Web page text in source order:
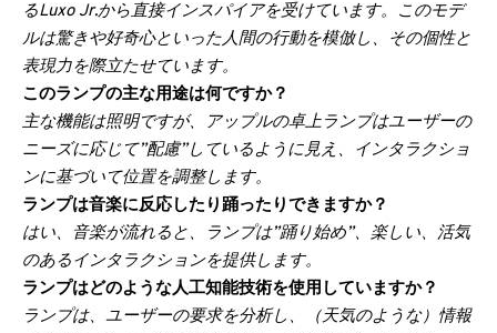
るLuxo Jr.から直接インスパイアを受けています。このモデ
ルは驚きや好奇心といった人間の行動を模倣し、その個性と
表現力を際立たせています。
このランプの主な用途は何ですか？
主な機能は照明ですが、アップルの卓上ランプはユーザーの
ニーズに応じて”配慮”しているように見え、インタラクショ
ンに基づいて位置を調整します。
ランプは音楽に反応したり踊ったりできますか？
はい、音楽が流れると、ランプは”踊り始め”、楽しい、活気
のあるインタラクションを提供します。
ランプはどのような人工知能技術を使用していますか？
ランプは、ユーザーの要求を分析し、（天気のような）情報